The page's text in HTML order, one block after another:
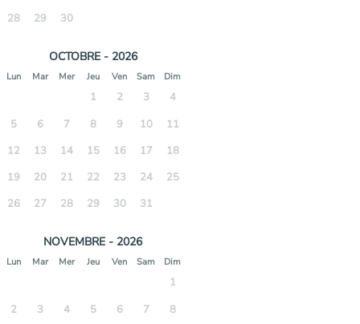
28
29 30
OCTOBRE - 2026
Lun Mar Mer Jeu Ven Sam Dim
1 2 3
4
5
6 7 8 9 10
11
12
13 14 15 16 17
18
19
20 21 22 23 24
25
26
27 28 29 30 31
NOVEMBRE - 2026
Lun Mar Mer Jeu Ven Sam Dim
1
2
3 4 5 6 7
8